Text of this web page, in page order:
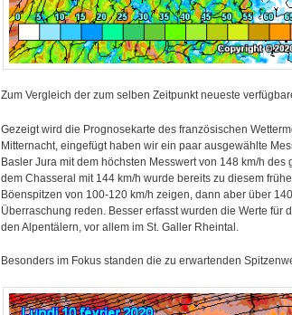
Zum Vergleich der zum selben Zeitpunkt neueste
Gezeigt wird die Prognosekarte des französischen
Mitternacht, eingefügt haben wir ein paar ausgewählte
Basler Jura mit dem höchsten Messwert von 148 km/h
dem Chasseral mit 144 km/h wurde bereits zu diesem
Böenspitzen von 100-120 km/h zeigen, dann aber über
Überraschung reden. Besser erfasst wurden die Werte
den Alpentälern, vor allem im St. Galler Rheintal.
Besonders im Fokus standen die zu erwartenden